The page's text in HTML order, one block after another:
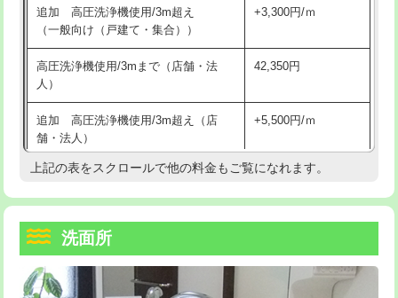
マス交換（深さ50㎝以上） 66,000円
コンクリート斫り（厚さ10㎝まで） 27,500円
コンクリート斫り（厚さ10㎝超え）
モルタル補修（厚さ10㎝まで）
モルタル補修（厚さ10㎝超え） 38,500円
洗面台設置 38,500円
追加人工
廃棄・処分 現場見積
持込商品取付（混合水栓） 16,500円
給水管工事※（ホール加工)
給水管工事※（バンド止め) 3,300円
給水管工事※（支持金具設置) 5,500円
給水管工事※（保温材使用（バンド止
め込み）)
5,500円
給水管工事※（土の掘削・埋め戻し作
業)
11,000円
追加 高圧洗浄機使用/3m超え
（一般向け（戸建て・集合））
+3,300円/ｍ
高圧洗浄機使用/3mまで（店舗・法
人）
42,350円
追加 高圧洗浄機使用/3m超え（店
舗・法人）
+5,500円/ｍ
高度高圧洗浄換 現地調査
トーラー機使用/3mまで
追加トーラー機使用/3m超え +3,300円
上記の表をスクロールで他の料金もご覧になれます。
洗面所